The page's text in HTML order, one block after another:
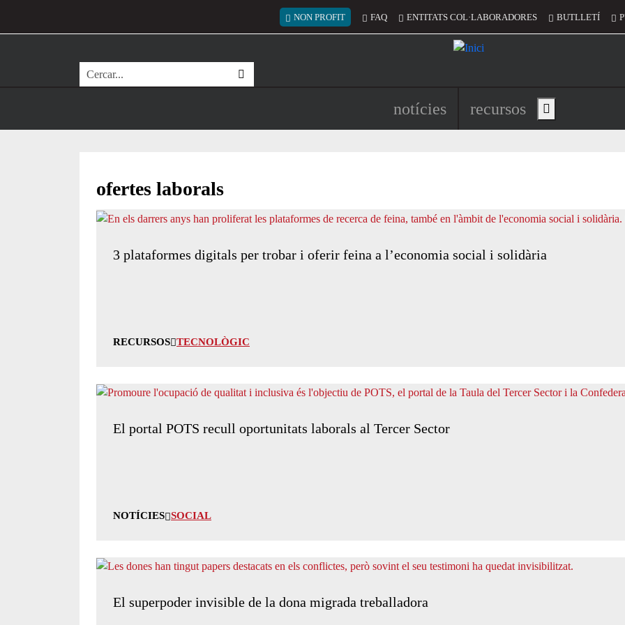
Menú del compte d'usuari
NON PROFIT FAQ ENTITATS COL·LABORADORES BUTLLETÍ
Cerca
Navegació principal de
notícies recursos Show main menu
ofertes laborals
3 plataformes digitals per trobar i oferir feina a l’economia social i solidària
RECURSOS TECNOLÒGIC
El portal POTS recull oportunitats laborals al Tercer Sector
NOTÍCIES SOCIAL
El superpoder invisible de la dona migrada treballadora